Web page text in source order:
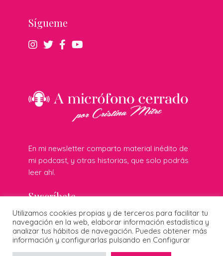
Sígueme
En mi newsletter comparto material inédito de
mi podcast, y otras historias, que solo podrás
leer ahí.
Suscríbete
© 2026 Cristina Mitre · Todos los derechos reservados ·
Utilizamos cookies propias y de terceros para facilitar tu
navegación en la web, elaborar información estadística y
analizar tus hábitos de navegación. Puedes obtener más
información y configurarlas pulsando en Configurar